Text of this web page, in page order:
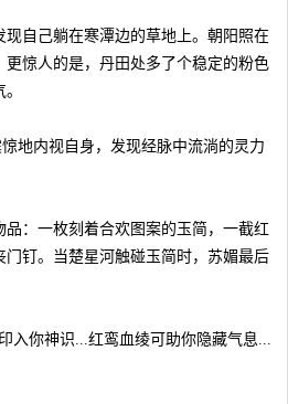
自己躺在寒潭边的草地上。朝阳照在
更惊人的是，丹田处多了个稳定的粉色
内视自身，发现经脉中流淌的灵力
：一枚刻着合欢图案的玉简，一截红
钉。当楚星河触碰玉简时，苏媚最后
你神识...红鸾血绫可助你隐藏气息...